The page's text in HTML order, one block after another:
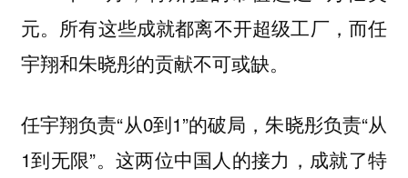
元。所有这些成就都离不开超级工厂，而任
宇翔和朱晓彤的贡献不可或缺。
任宇翔负责“从0到1”的破局，朱晓彤负责“从
1到无限”。这两位中国人的接力，成就了特